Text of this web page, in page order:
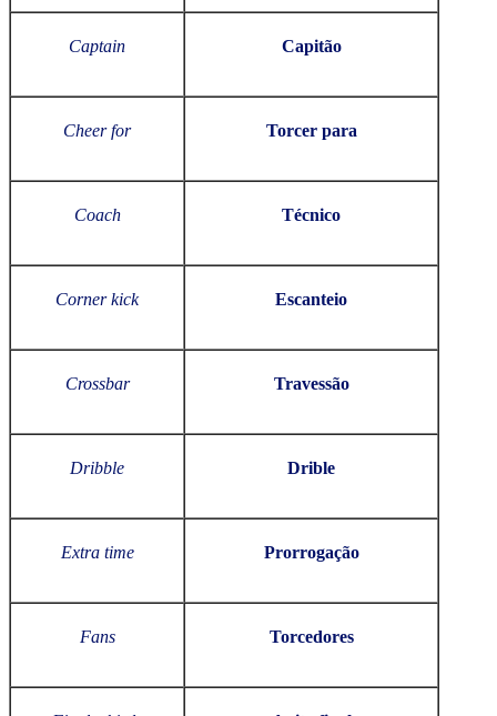
Captain Capitão
Cheer for Torcer para
Coach Técnico
Corner kick Escanteio
Crossbar Travessão
Dribble Drible
Extra time Prorrogação
Fans Torcedores